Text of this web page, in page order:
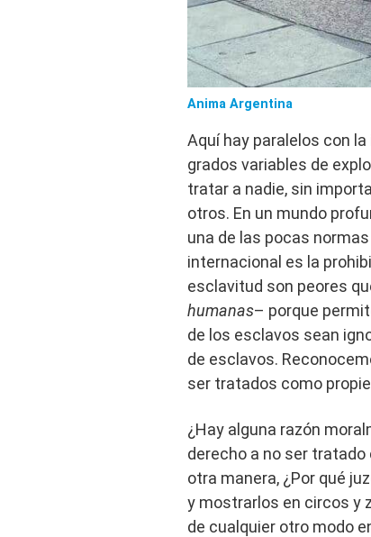
Anima Argentina
Aquí hay paralelos con
grados variables de
tratar a nadie, sin
otros. En un mundo
una de las pocas
internacional es la
esclavitud son peores
humanas– porque
de los esclavos sean
de esclavos.
ser tratados como
¿Hay alguna razón
derecho a no ser
otra manera, ¿Por qué
y mostrarlos en circos y
de cualquier otro modo